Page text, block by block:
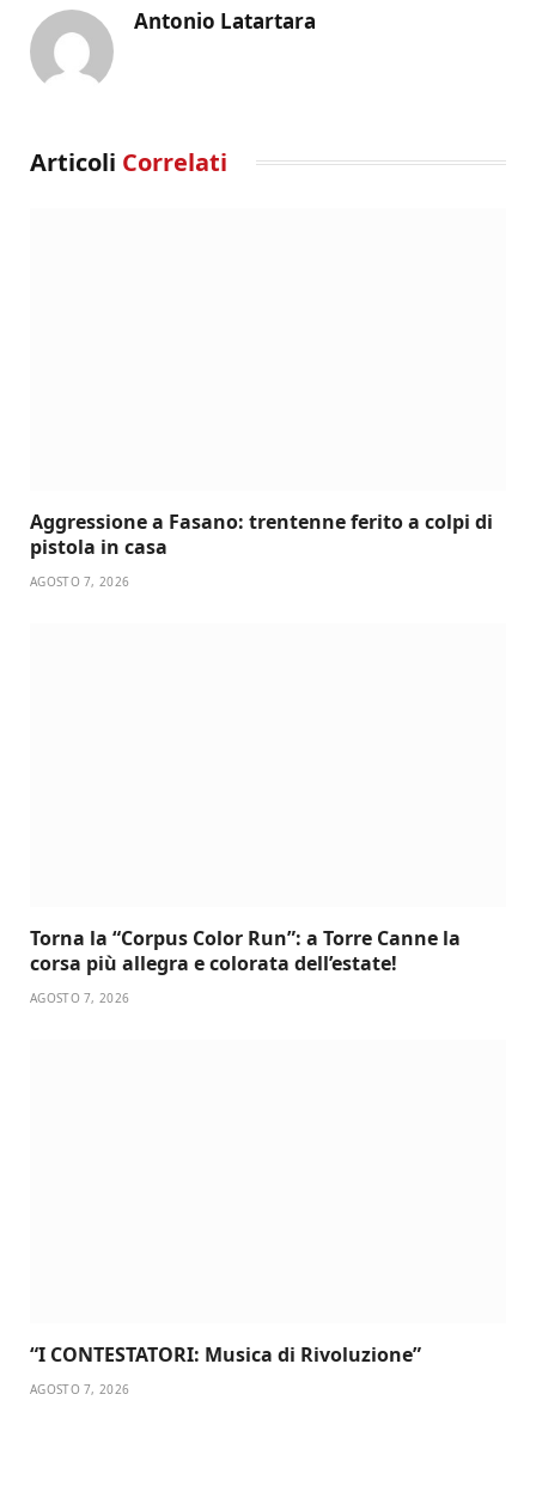
Antonio Latartara
Articoli Correlati
Aggressione a Fasano: trentenne ferito a colpi di
pistola in casa
AGOSTO 7, 2026
Torna la “Corpus Color Run”: a Torre Canne la
corsa più allegra e colorata dell’estate!
AGOSTO 7, 2026
“I CONTESTATORI: Musica di Rivoluzione”
AGOSTO 7, 2026